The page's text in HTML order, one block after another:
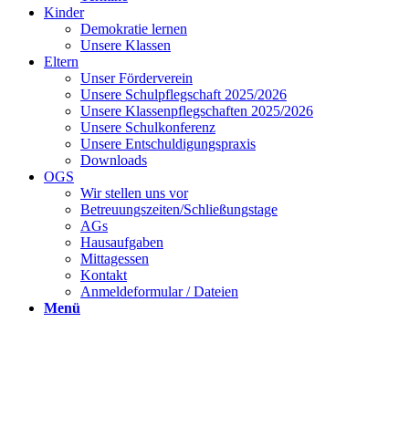
Kinder
Demokratie lernen
Unsere Klassen
Eltern
Unser Förderverein
Unsere Schulpflegschaft 2025/2026
Unsere Klassenpflegschaften 2025/2026
Unsere Schulkonferenz
Unsere Entschuldigungspraxis
Downloads
OGS
Wir stellen uns vor
Betreuungszeiten/Schließungstage
AGs
Hausaufgaben
Mittagessen
Kontakt
Anmeldeformular / Dateien
Menü